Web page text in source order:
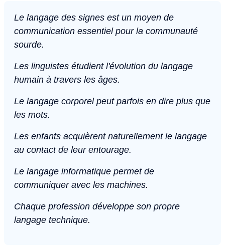
Le langage des signes est un moyen de
communication essentiel pour la communauté
sourde.
Les linguistes étudient l'évolution du langage
humain à travers les âges.
Le langage corporel peut parfois en dire plus que
les mots.
Les enfants acquièrent naturellement le langage
au contact de leur entourage.
Le langage informatique permet de
communiquer avec les machines.
Chaque profession développe son propre
langage technique.